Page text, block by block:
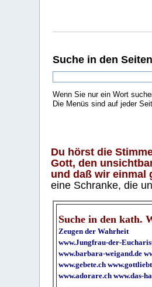
Suche in den
Wenn Sie nur ein Wort
Die Menüs sind auf jeder
Du hörst die
Gott, den
und daß wir einmal
eine Schranke, die
Suche in den kath.
Zeugen der Wahrheit
www.Jungfrau-der-
www.barbara-weigand.de
www.gebete.ch
www.adorare.ch www.das-